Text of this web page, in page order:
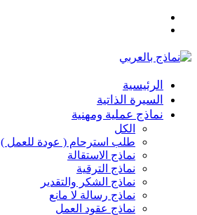
الرئيسية
السيرة الذاتية
نماذج عملية ومهنية
الكل
طلب استرحام ( عودة للعمل )
نماذج الاستقالة
نماذج الترقية
نماذج الشكر والتقدير
نماذج رسالة لا مانع
نماذج عقود العمل